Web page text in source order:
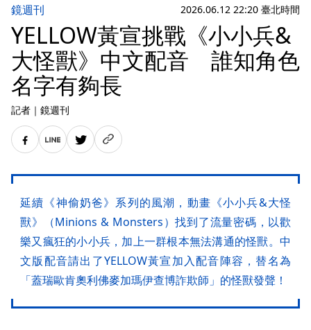
鏡週刊 2026.06.12 22:20 臺北時間
YELLOW黃宣挑戰《小小兵&
大怪獸》中文配音 誰知角色
名字有夠長
記者 ｜ 鏡週刊
延續《神偷奶爸》系列的風潮，動畫《小小兵&大怪
獸》（Minions & Monsters）找到了流量密碼，以歡
樂又瘋狂的小小兵，加上一群根本無法溝通的怪獸。中
文版配音請出了YELLOW黃宣加入配音陣容，替名為
「蓋瑞歐肯奧利佛麥加瑪伊查博詐欺師」的怪獸發聲！